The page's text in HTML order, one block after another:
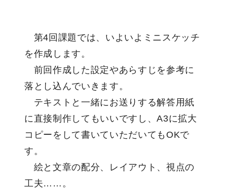
第4回課題では、いよいよミニスケッチ
を作成します。
前回作成した設定やあらすじを参考に
落とし込んでいきます。
テキストと一緒にお送りする解答用紙
に直接制作してもいいですし、A3に拡大
コピーをして書いていただいてもOKで
す。
絵と文章の配分、レイアウト、視点の
工夫……。